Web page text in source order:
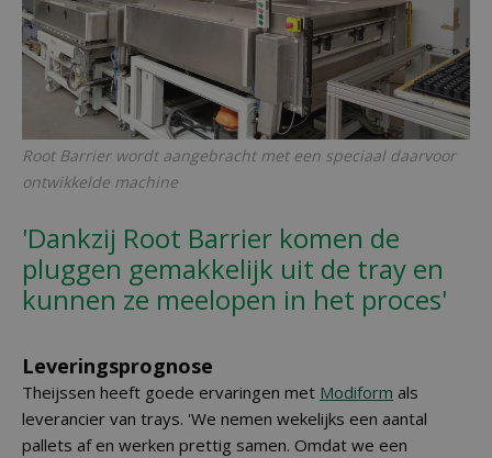
Root Barrier wordt aangebracht met een speciaal daarvoor
ontwikkelde machine
'Dankzij Root Barrier komen de
pluggen gemakkelijk uit de tray en
kunnen ze meelopen in het proces'
Leveringsprognose
Theijssen heeft goede ervaringen met Modiform als
leverancier van trays. 'We nemen wekelijks een aantal
pallets af en werken prettig samen. Omdat we een